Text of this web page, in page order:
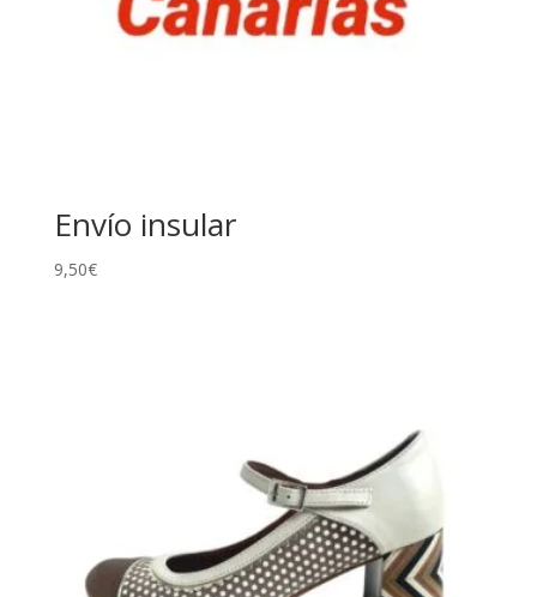
Envío insular
9,50€